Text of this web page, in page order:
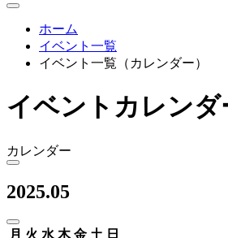
ホーム
イベント一覧
イベント一覧（カレンダー）
イベントカレンダ
カレンダー
2025.05
月 火 水 木 金 土 日